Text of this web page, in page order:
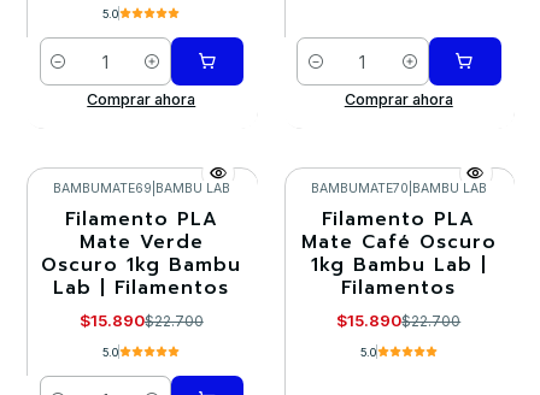
5.0
Cantidad
Comprar ahora
Cantidad
Comprar ahora
-30%
BAMBUMATE69 BAMBU LAB
Filamento PLA
Mate Verde
Oscuro 1kg Bambu
Lab | Filamentos
$15.890$22.700
5.0
-30%
Agotado
BAMBUMATE70 BAMBU LAB
Filamento PLA
Mate Café Oscuro
1kg Bambu Lab |
Filamentos
$15.890$22.700
5.0